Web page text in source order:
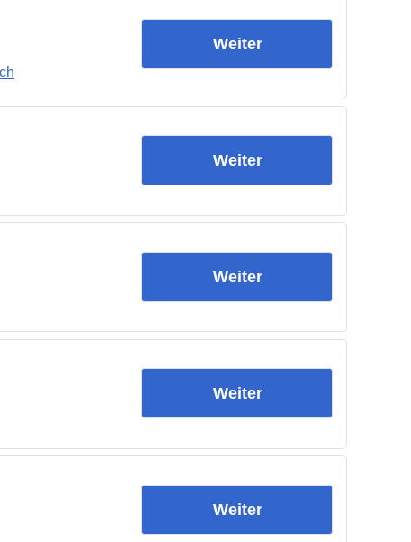
Weiter
Weiter
Weiter
Weiter
Weiter